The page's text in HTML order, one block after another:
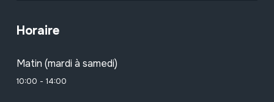
Horaire
Matin (mardi à samedi)
10:00 - 14:00